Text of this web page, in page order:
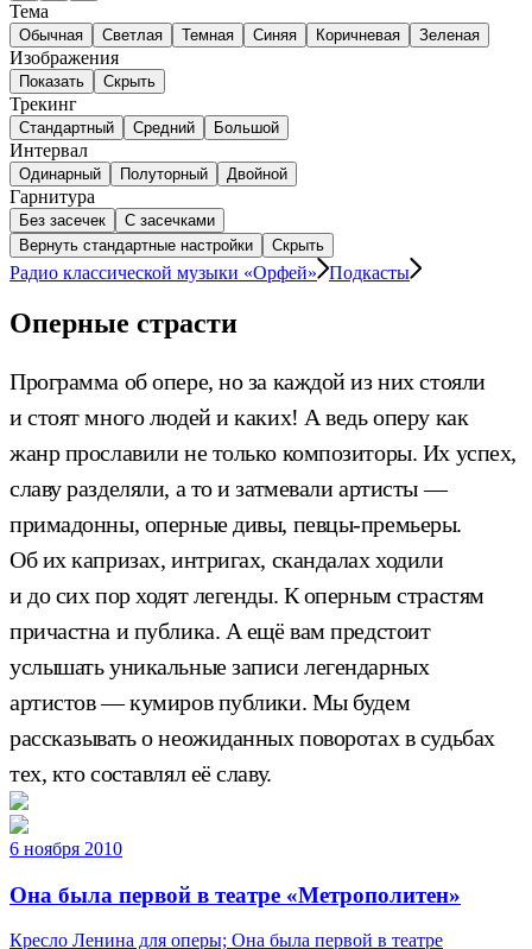
Тема
Обычная Светлая Темная Синяя Коричневая Зеленая
Изображения
Показать Скрыть
Трекинг
Стандартный Средний Большой
Интервал
Одинарный Полуторный Двойной
Гарнитура
Без засечек
С засечками
Вернуть стандартные настройки
Скрыть
Радио классической музыки «Орфей» Подкасты
Оперные страсти
Программа об опере, но за каждой из них стояли
и стоят много людей и каких! А ведь оперу как
жанр прославили не только композиторы. Их успех,
славу разделяли, а то и затмевали артисты —
примадонны, оперные дивы, певцы-премьеры.
Об их капризах, интригах, скандалах ходили
и до сих пор ходят легенды. К оперным страстям
причастна и публика. А ещё вам предстоит
услышать уникальные записи легендарных
артистов — кумиров публики. Мы будем
рассказывать о неожиданных поворотах в судьбах
тех, кто составлял её славу.
6 ноября 2010
Она была первой в театре «Метрополитен»
Кресло Ленина для оперы; Она была первой в театре